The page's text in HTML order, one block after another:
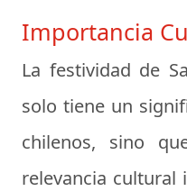
Importancia
La festividad de
solo tiene un
chilenos, sino
relevancia cultural